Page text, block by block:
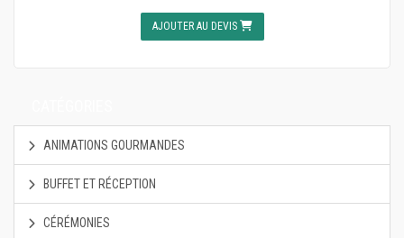
AJOUTER AU DEVIS
ANIMATIONS GOURMANDES
BUFFET ET RÉCEPTION
CÉRÉMONIES